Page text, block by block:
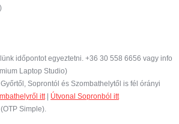
időpontot egyeztetni. +36 30 558 6656 vagy info
Laptop Studio)
Soprontól és Szombathelytől is fél órányi
itt| Útvonal Sopronból itt
Simple).